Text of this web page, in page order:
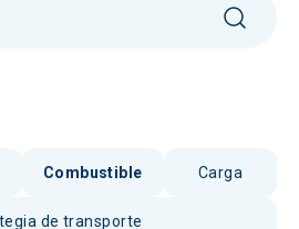
Combustible Carga
de transporte